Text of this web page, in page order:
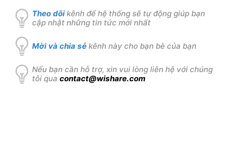
Theo dõi kênh để hệ thống sẽ tự động giúp bạn
cập nhật những tin tức mới nhất
Mời và chia sẻ kênh này cho bạn bè của bạn
Nếu bạn cần hỗ trợ, xin vui lòng liên hệ với chúng
tôi qua contact@wishare.com